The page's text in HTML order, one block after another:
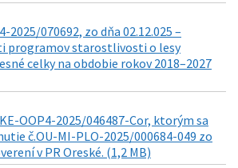
2025/070692, zo dňa 02.12.025 –
programov starostlivosti o lesy
celky na obdobie rokov 2018–2027
OOP4-2025/046487-Cor, ktorým sa
č.OU-MI-PLO-2025/000684-049 zo
v PR Oreské. (1,2 MB)